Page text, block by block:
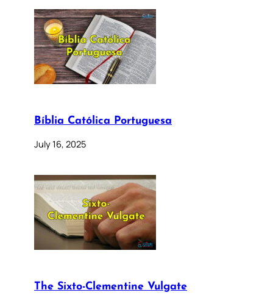
Bíblia Católica Portuguesa
July 16, 2025
The Sixto-Clementine Vulgate